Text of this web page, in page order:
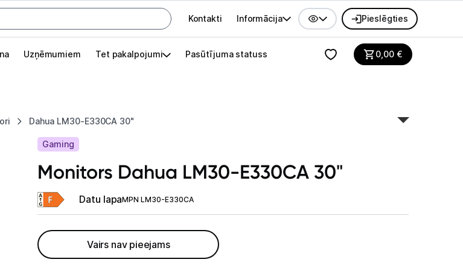
Galvenes izvēlne
Kontakti Informācija Pieslēgties
Uzņēmumiem Tet pakalpojumi Pasūtījuma statuss 0,00€
Dahua LM30-E330CA 30"
Pieslēgties
Gaming
Monitors Dahua LM30-E330CA 30"
Datu lapaMPN LM30-E330CA
Vairs nav pieejams